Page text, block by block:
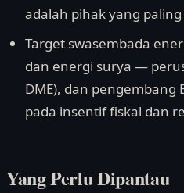
adalah pihak yang
Target swasembada
dan energi surya —
DME), dan
pada insentif fiskal dan
Yang Perlu Dipantau